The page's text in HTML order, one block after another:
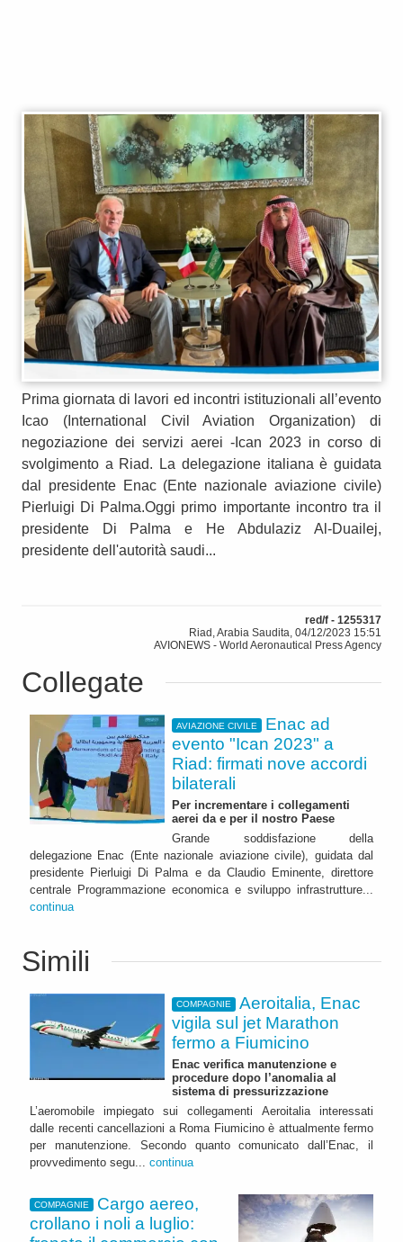
Prima giornata di lavori ed incontri istituzionali all’evento
Icao (International Civil Aviation Organization) di
negoziazione dei servizi aerei -Ican 2023 in corso di
svolgimento a Riad. La delegazione italiana è guidata
dal presidente Enac (Ente nazionale aviazione civile)
Pierluigi Di Palma.Oggi primo importante incontro tra il
presidente Di Palma e He Abdulaziz Al-Duailej,
presidente dell'autorità saudi...
red/f - 1255317
Riad, Arabia Saudita, 04/12/2023 15:51
AVIONEWS - World Aeronautical Press Agency
Collegate
AVIAZIONE CIVILE
Enac ad
evento "Ican 2023" a
Riad: firmati nove accordi
bilaterali
Per incrementare i collegamenti
aerei da e per il nostro Paese
Grande soddisfazione della
delegazione Enac (Ente nazionale aviazione civile), guidata dal
presidente Pierluigi Di Palma e da Claudio Eminente, direttore
centrale Programmazione economica e sviluppo infrastrutture...
continua
Simili
COMPAGNIE
Aeroitalia, Enac
vigila sul jet Marathon
fermo a Fiumicino
Enac verifica manutenzione e
procedure dopo l’anomalia al
sistema di pressurizzazione
L’aeromobile impiegato sui collegamenti Aeroitalia interessati
dalle recenti cancellazioni a Roma Fiumicino è attualmente fermo
per manutenzione. Secondo quanto comunicato dall’Enac, il
provvedimento segu... continua
COMPAGNIE
Cargo aereo,
crollano i noli a luglio: